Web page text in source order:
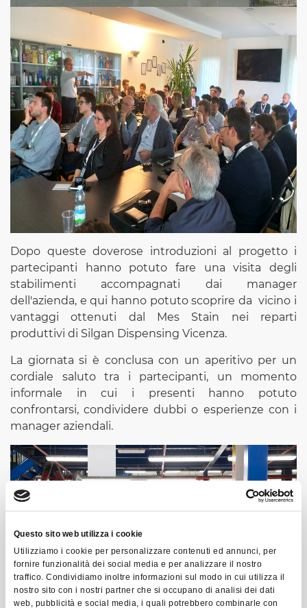
Questo sito web utilizza i cookie
Utilizziamo i cookie per personalizzare contenuti ed annunci, per
fornire funzionalità dei social media e per analizzare il nostro
traffico. Condividiamo inoltre informazioni sul modo in cui utilizza il
nostro sito con i nostri partner che si occupano di analisi dei dati
web, pubblicità e social media, i quali potrebbero combinarle con
Dopo queste doverose introduzioni al progetto i
partecipanti hanno potuto fare una visita degli
stabilimenti accompagnati dai manager
dell'azienda, e qui hanno potuto scoprire da vicino i
vantaggi ottenuti dal Mes Stain nei reparti
produttivi di Silgan Dispensing Vicenza.
La giornata si è conclusa con un aperitivo per un
cordiale saluto tra i partecipanti, un momento
informale in cui i presenti hanno potuto
confrontarsi, condividere dubbi o esperienze con i
manager aziendali.